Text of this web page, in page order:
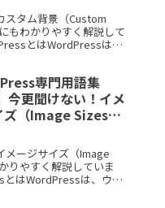
スタム背景（Custom
もわかりやすく解説して
とはWordPressは、
専門用語集
今更聞けない！イメ
ズ（Image Sizes）
メージサイズ（Image
りやすく解説していま
とはWordPressは、ウェ